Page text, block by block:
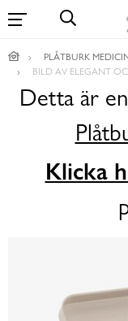
PLÅTBURK
BILD AV ELEGANT
Detta är
Klicka